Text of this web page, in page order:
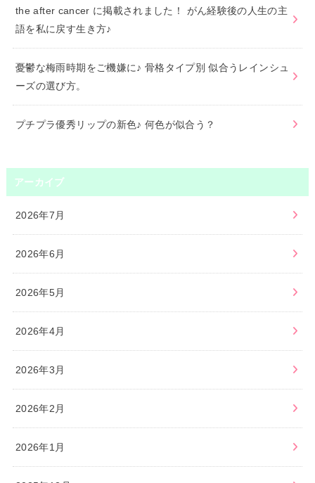
the after cancer に掲載されました！ がん経験後の人生の主
語を私に戻す生き方♪
憂鬱な梅雨時期をご機嫌に♪ 骨格タイプ別 似合うレインシュ
ーズの選び方。
プチプラ優秀リップの新色♪ 何色が似合う？
アーカイブ
2026年7月
2026年6月
2026年5月
2026年4月
2026年3月
2026年2月
2026年1月